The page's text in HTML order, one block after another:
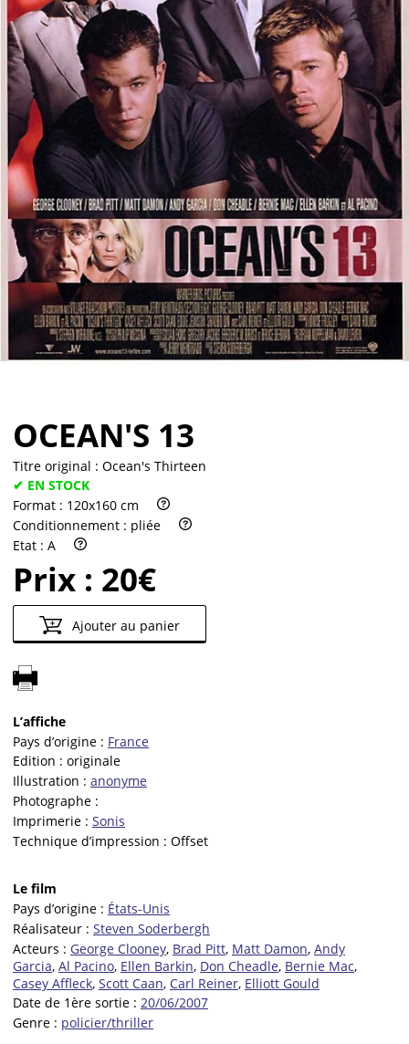
Vendre
OCEAN'S 13
Titre original : Ocean's Thirteen
✔ EN STOCK
Format : 120x160 cm
Conditionnement : pliée
Etat : A
Prix : 20€
Ajouter au panier
L’affiche
Pays d’origine : France
Edition : originale
Illustration : anonyme
Photographe :
Imprimerie : Sonis
Technique d’impression : Offset
Le film
Pays d’origine : États-Unis
Réalisateur : Steven Soderbergh
Acteurs : George Clooney, Brad Pitt, Matt Damon, Andy
Garcia, Al Pacino, Ellen Barkin, Don Cheadle, Bernie Mac,
Casey Affleck, Scott Caan, Carl Reiner, Elliott Gould
Date de 1ère sortie : 20/06/2007
Genre : policier/thriller